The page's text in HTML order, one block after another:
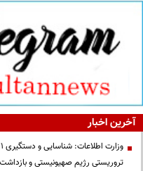
آخرین اخبار